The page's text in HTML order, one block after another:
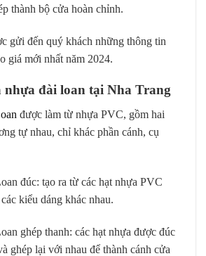
thành bộ cửa hoàn chỉnh.
gửi đến quý khách những thông tin
giá mới nhất năm 2024.
nhựa đài loan tại Nha Trang
được làm từ nhựa PVC, gồm hai
tự nhau, chỉ khác phần cánh, cụ
đúc: tạo ra từ các hạt nhựa PVC
kiểu dáng khác nhau.
ghép thanh: các hạt nhựa được đúc
ghép lại với nhau để thành cánh cửa